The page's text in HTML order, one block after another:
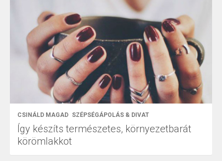
CSINÁLD MAGAD SZÉPSÉGÁPOLÁS & DIVAT
Így készíts természetes, környezetbarát
körömlakkot